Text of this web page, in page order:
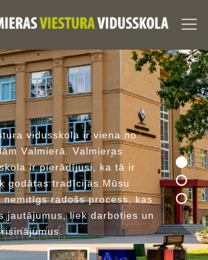
tura vidusskola ir viena no
lām Valmierā Valmieras
skola ir pierādījusi ka tā ir
k godātas tradīcijas Mūsu
nemitīgs radošs process, kas
jautājumus, liek darboties un
risinājumus.